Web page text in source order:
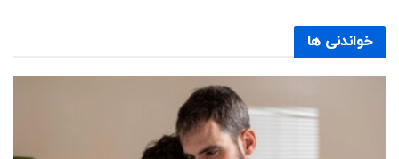
خواندنی ها